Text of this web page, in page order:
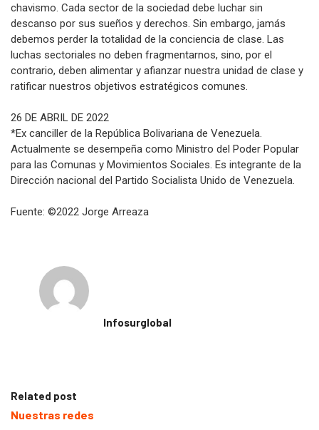
chavismo. Cada sector de la sociedad debe luchar sin
descanso por sus sueños y derechos. Sin embargo, jamás
debemos perder la totalidad de la conciencia de clase. Las
luchas sectoriales no deben fragmentarnos, sino, por el
contrario, deben alimentar y afianzar nuestra unidad de clase y
ratificar nuestros objetivos estratégicos comunes.
26 DE ABRIL DE 2022
*Ex canciller de la República Bolivariana de Venezuela.
Actualmente se desempeña como Ministro del Poder Popular
para las Comunas y Movimientos Sociales. Es integrante de la
Dirección nacional del Partido Socialista Unido de Venezuela.
Fuente: ©2022 Jorge Arreaza
Infosurglobal
Related post
Nuestras redes